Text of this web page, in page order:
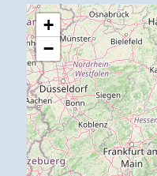
+
−